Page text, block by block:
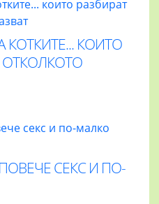
КОТКИТЕ... КОИТО
ОТКОЛКОТО
СЕКС И ПО-